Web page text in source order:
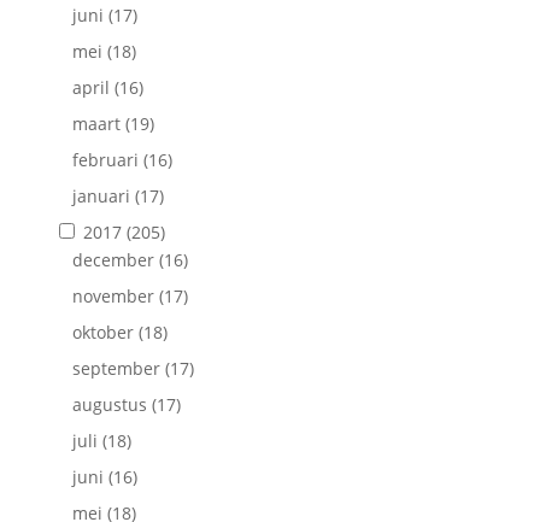
juni (17)
mei (18)
april (16)
maart(19)
februari (16)
januari (17)
2017(205)
december(16)
november(17)
oktober(18)
september(17)
augustus (17)
juli (18)
juni (16)
mei (18)